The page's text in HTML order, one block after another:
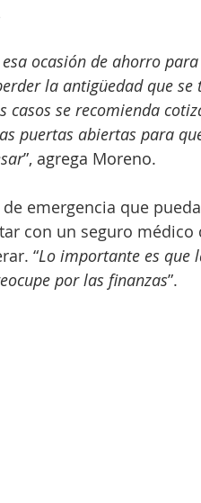
ocasión de ahorro
la antigüedad que se
casos se recomienda
puertas abiertas para
”, agrega Moreno.
emergencia que pueda
con un seguro médico
“Lo importante es que
por las finanzas”.